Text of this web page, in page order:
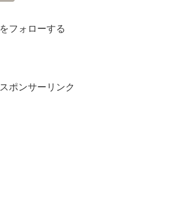
フォローする
スポンサーリンク